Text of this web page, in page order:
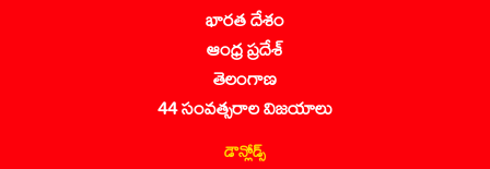
భారత దేశం
ఆంధ్ర ప్రదేశ్
తెలంగాణ
44 సంవత్సరాల విజయాలు
డౌన్లోడ్స్